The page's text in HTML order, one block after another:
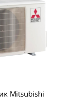
Mitsubishi